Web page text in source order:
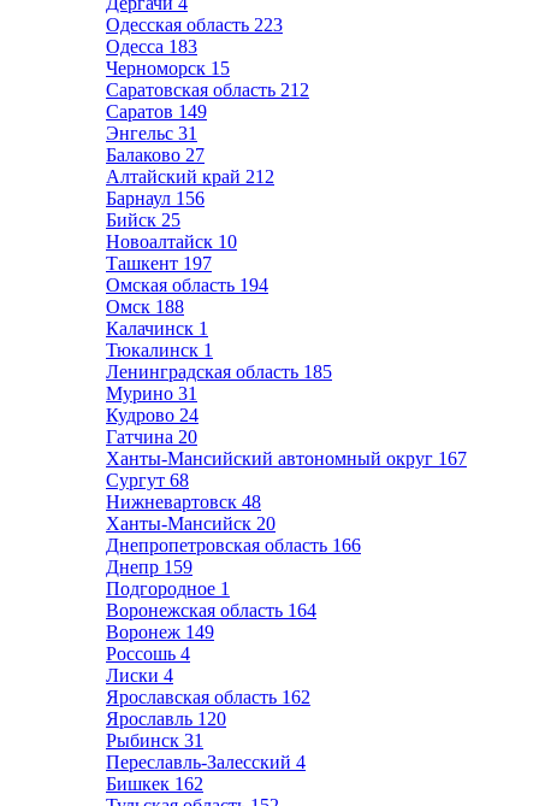
Одесская область 223
Одесса 183
Черноморск 15
Саратовская область 212
Саратов 149
Энгельс 31
Балаково 27
Алтайский край 212
Барнаул 156
Бийск 25
Новоалтайск 10
Ташкент 197
Омская область 194
Омск 188
Калачинск 1
Тюкалинск 1
Ленинградская область 185
Мурино 31
Кудрово 24
Гатчина 20
Ханты-Мансийский автономный округ 167
Сургут 68
Нижневартовск 48
Ханты-Мансийск 20
Днепропетровская область 166
Днепр 159
Подгородное 1
Воронежская область 164
Воронеж 149
Россошь 4
Лиски 4
Ярославская область 162
Ярославль 120
Рыбинск 31
Переславль-Залесский 4
Бишкек 162